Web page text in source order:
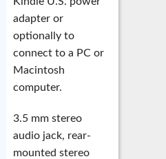
adapter or
optionally to
connect to a PC or
Macintosh
computer.
3.5 mm stereo
audio jack, rear-
mounted stereo